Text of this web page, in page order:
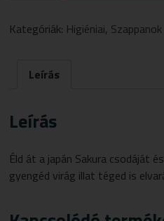
110G
Kategóriák: Higiéniai, Szappanok
Leírás
Leírás
Éld át a japán Sakura csodáját
gyengéd virág illat téged is